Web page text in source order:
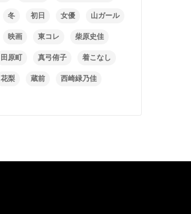
冬 初日 女優 山ガール
映画 東コレ 柴原史佳
田原町 真弓侑子 着こなし
花梨 蔵前 西崎緑乃佳